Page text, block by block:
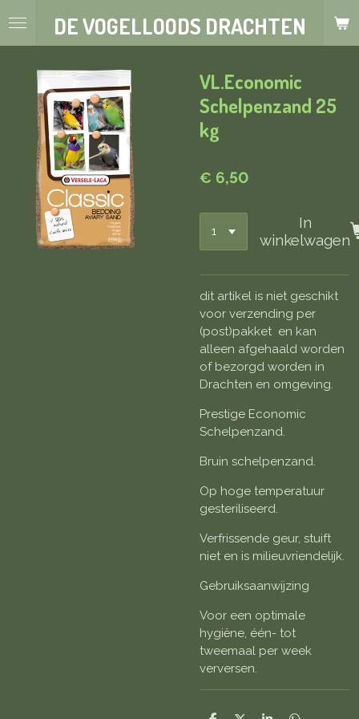
Ga
hoofdinhoud
DE VOGELLOODS DRACHTEN
VL.Economic
Schelpenzand 25
kg
€ 6,50
In
winkelwagen
dit artikel is niet geschikt
voor verzending per
(post)pakket en kan
alleen afgehaald worden
of bezorgd worden in
Drachten en omgeving.
Prestige Economic
Schelpenzand.
Bruin schelpenzand.
Op hoge temperatuur
gesteriliseerd.
Verfrissende geur, stuift
niet en is milieuvriendelijk.
Gebruiksaanwijzing
Voor een optimale
hygiëne, één- tot
tweemaal per week
verversen.